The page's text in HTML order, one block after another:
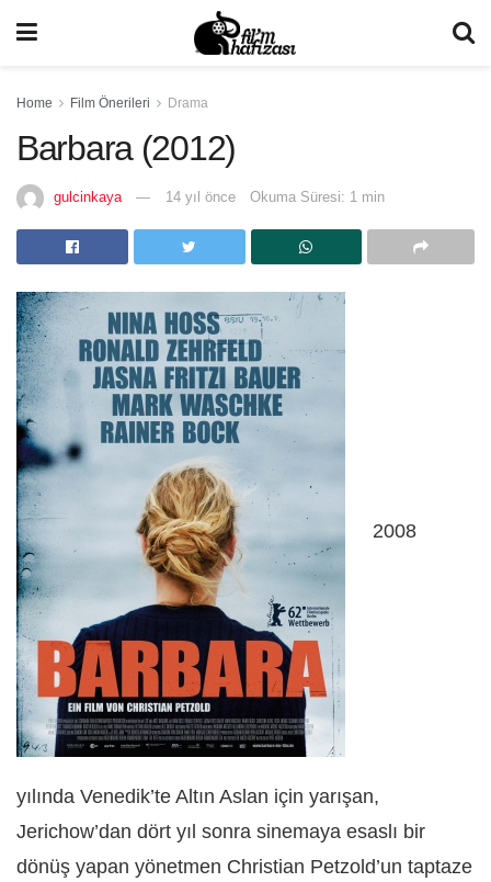
Home Film Önerileri Drama
Barbara (2012)
gulcinkaya 14 yıl önce Okuma Süresi: 1 min
2008
yılında Venedik’te Altın Aslan için yarışan,
Jerichow’dan dört yıl sonra sinemaya esaslı bir
dönüş yapan yönetmen Christian Petzold’un taptaze